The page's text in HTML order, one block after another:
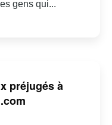
gens qui...
préjugés à